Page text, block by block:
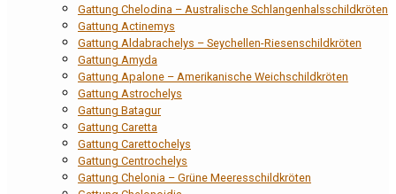
Gattung Chelodina – Australische Schlangenhalsschildkröten
Gattung Actinemys
Gattung Aldabrachelys – Seychellen-Riesenschildkröten
Gattung Amyda
Gattung Apalone – Amerikanische Weichschildkröten
Gattung Astrochelys
Gattung Batagur
Gattung Caretta
Gattung Carettochelys
Gattung Centrochelys
Gattung Chelonia – Grüne Meeresschildkröten